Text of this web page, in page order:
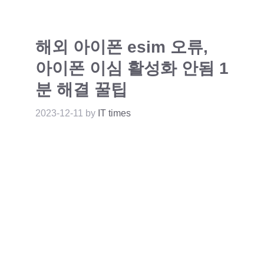
해외 아이폰 esim 오류,
아이폰 이심 활성화 안됨 1
분 해결 꿀팁
2023-12-11 by IT times